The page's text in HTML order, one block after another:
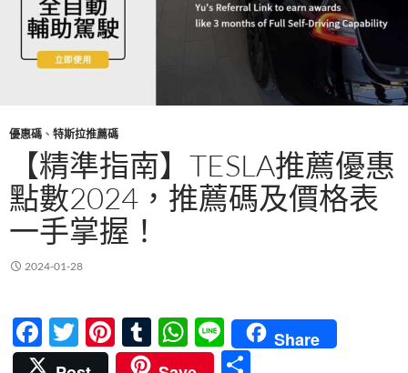
優惠碼 、 特斯拉推薦碼
【精準指南】TESLA推薦優惠
點數2024，推薦碼及價格表
一手掌握！
2024-01-28
F
ac
T
w
Pi
nt
T
u
W
h
Li
n
Share